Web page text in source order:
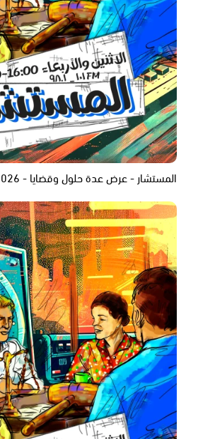
المستشار - عرض عدة حلول وقضايا - 15.07.2026